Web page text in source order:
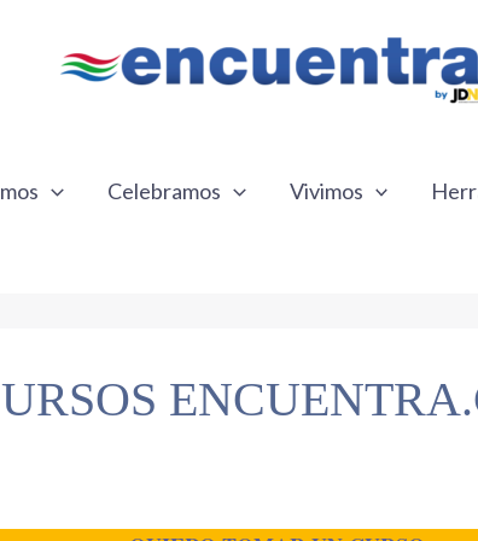
Celebramos Vivimos